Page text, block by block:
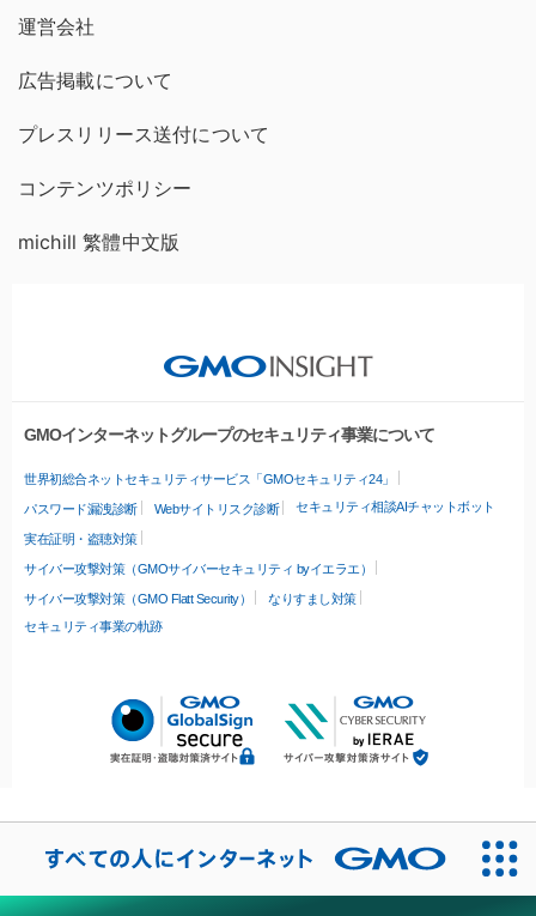
運営会社
広告掲載について
プレスリリース送付について
コンテンツポリシー
michill 繁體中文版
GMOインターネットグループのセキュリティ事業について
世界初総合ネットセキュリティサービス「GMOセキュリティ24」
パスワード漏洩診断 Webサイトリスク診断 セキュリティ相談AIチャットボット
実在証明・盗聴対策
サイバー攻撃対策（GMOサイバーセキュリティ byイエラエ）
サイバー攻撃対策（GMO Flatt Security）
なりすまし対策
セキュリティ事業の軌跡